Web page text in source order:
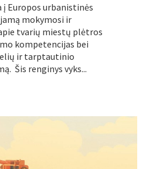
Europos urbanistinės
mokymosi ir
tvarių miestų plėtros
kompetencijas bei
ir tarptautinio
Šis renginys vyks...